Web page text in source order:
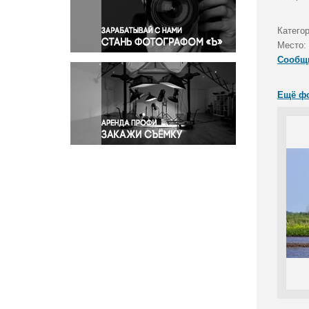
Правосудие
Происшествия и конфликты
Религия
Светская жизнь
Спорт
Экология
Экономика и бизнес
Место:
Ещё